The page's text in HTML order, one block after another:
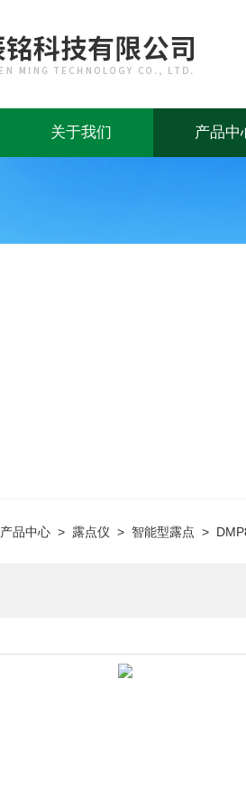
关于我们 产品中
产品中心 > 露点仪 > 智能型露点 >